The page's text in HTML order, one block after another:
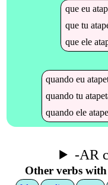
que eu
que tu
que ele
quandoeu
quandotu
quandoele
-AR
Other verbs